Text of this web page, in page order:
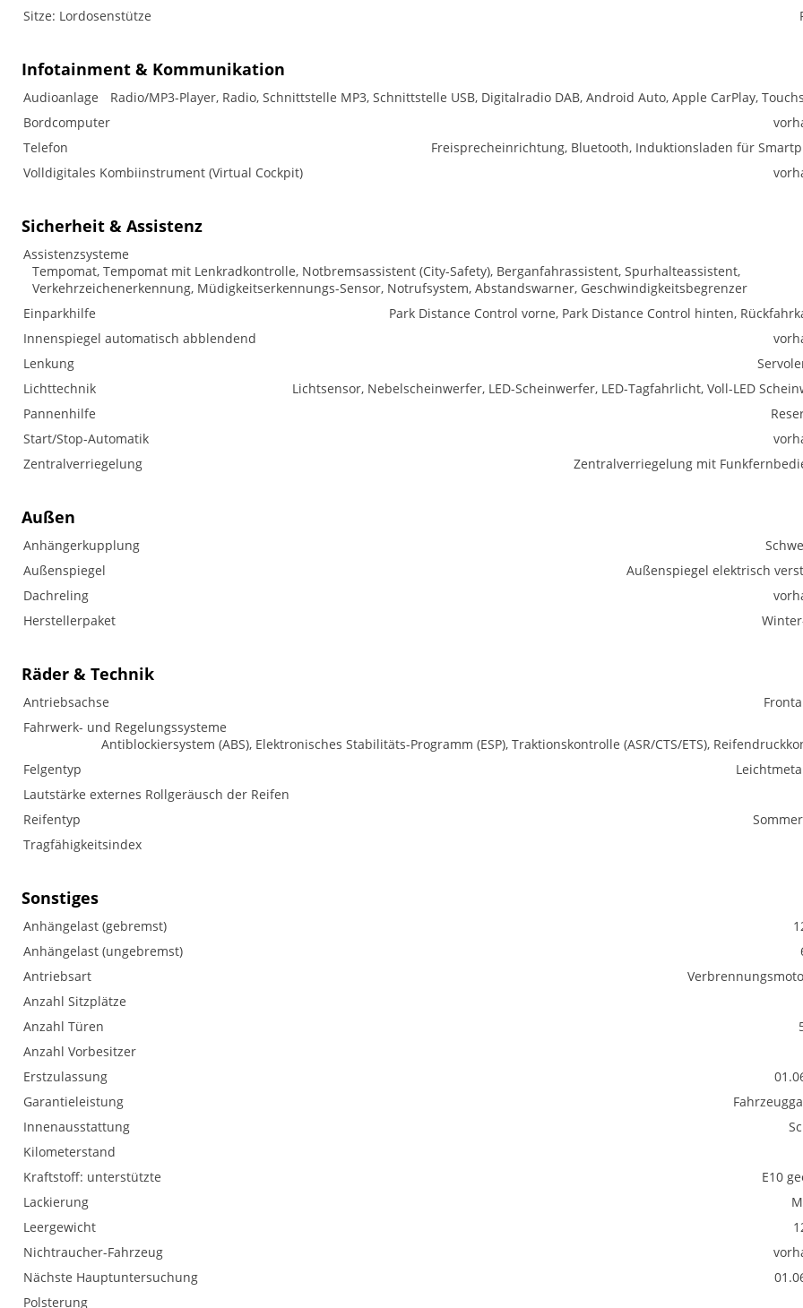
Sitze: Lordosenstütze
Infotainment & Kommunikation
Audioanlage
Radio/MP3-Player, Radio, Schnittstelle MP3, Schnittstelle USB, Digitalradio DAB, Android Auto, Apple CarPlay,
Bordcomputer
Telefon
Freisprecheinrichtung, Bluetooth, Induktionsladen für
Volldigitales Kombiinstrument (Virtual Cockpit)
Sicherheit & Assistenz
Assistenzsysteme
Tempomat, Tempomat mit Lenkradkontrolle, Notbremsassistent (City-Safety), Berganfahrassistent, Spurhalteassistent,
Verkehrzeichenerkennung, Müdigkeitserkennungs-Sensor, Notrufsystem, Abstandswarner, Geschwindigkeitsbegrenzer
Einparkhilfe
Park Distance Control vorne, Park Distance Control hinten,
Innenspiegel automatisch abblendend
Lenkung
Lichttechnik
Lichtsensor, Nebelscheinwerfer, LED-Scheinwerfer, LED-Tagfahrlicht, Voll-LED
Pannenhilfe
Start/Stop-Automatik
Zentralverriegelung
Zentralverriegelung mit
Außen
Anhängerkupplung
Außenspiegel
Außenspiegel elektrisch
Dachreling
Herstellerpaket
Räder & Technik
Antriebsachse
Fahrwerk- und Regelungssysteme
Antiblockiersystem (ABS), Elektronisches Stabilitäts-Programm (ESP), Traktionskontrolle (ASR/CTS/ETS),
Felgentyp
Lautstärke externes Rollgeräusch der Reifen
Reifentyp
Tragfähigkeitsindex
Sonstiges
Anhängelast (gebremst)
Anhängelast (ungebremst)
Antriebsart
Anzahl Sitzplätze
Anzahl Türen
Anzahl Vorbesitzer
Erstzulassung
Garantieleistung
Innenausstattung
Kilometerstand
Kraftstoff: unterstützte
E10
Lackierung
Leergewicht
Nichtraucher-Fahrzeug
Nächste Hauptuntersuchung
Polsterung